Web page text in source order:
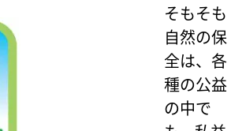
そもそも
自然の保
全は、各
種の公益
の中で